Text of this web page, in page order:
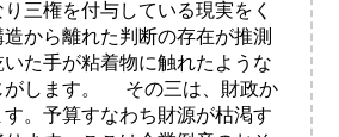
三権を付与している現実をく
から離れた判断の存在が推測
た手が粘着物に触れたような
がします。 その三は、財政か
。予算すなわち財源が枯渇す